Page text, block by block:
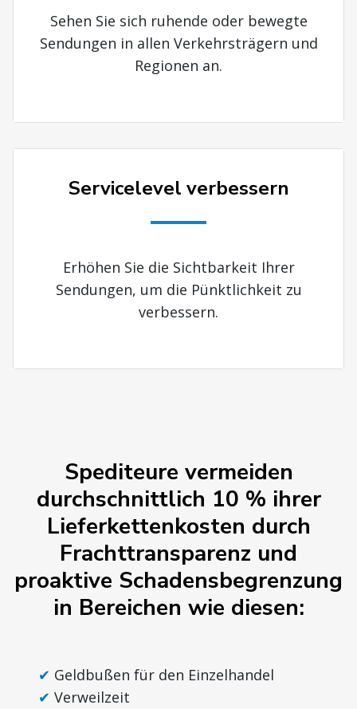
Sehen Sie sich ruhende oder bewegte
Sendungen in allen Verkehrsträgern und
Regionen an.
Servicelevel verbessern
Erhöhen Sie die Sichtbarkeit Ihrer
Sendungen, um die Pünktlichkeit zu
verbessern.
Spediteure vermeiden
durchschnittlich 10 % ihrer
Lieferkettenkosten durch
Frachttransparenz und
proaktive Schadensbegrenzung
in Bereichen wie diesen:
Geldbußen für den Einzelhandel
Verweilzeit